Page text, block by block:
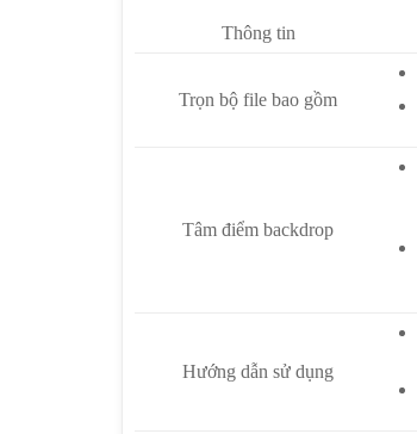
Thông tin
Trọn bộ file bao gồm
Tâm điểm backdrop
Hướng dẫn sử dụng